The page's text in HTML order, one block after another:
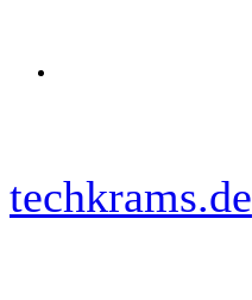
techkrams.de